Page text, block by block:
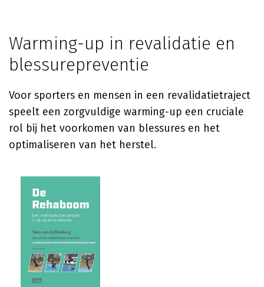
Warming-up in revalidatie en
blessurepreventie
Voor sporters en mensen in een revalidatietraject
speelt een zorgvuldige warming-up een cruciale
rol bij het voorkomen van blessures en het
optimaliseren van het herstel.